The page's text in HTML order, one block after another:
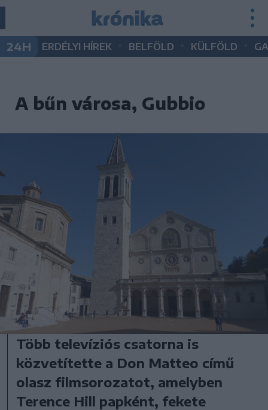
24H ERDÉLYI HÍREK BELFÖLD KÜLFÖLD
A bűn városa, Gubbio
Több televíziós csatorna is
közvetítette a Don Matteo című
olasz filmsorozatot, amelyben
Terence Hill papként, fekete